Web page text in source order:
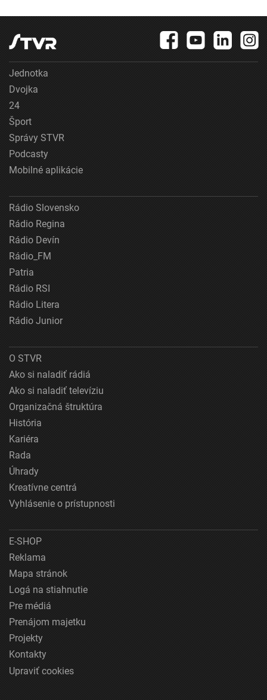
Jednotka
Dvojka
24
Šport
Správy STVR
Podcasty
Mobilné aplikácie
Rádio Slovensko
Rádio Regina
Rádio Devín
Rádio_FM
Patria
Rádio RSI
Rádio Litera
Rádio Junior
O STVR
Ako si naladiť rádiá
Ako si naladiť televíziu
Organizačná štruktúra
História
Kariéra
Rada
Úhrady
Kreatívne centrá
Vyhlásenie o prístupnosti
E-SHOP
Reklama
Mapa stránok
Logá na stiahnutie
Pre médiá
Prenájom majetku
Projekty
Kontakty
Upraviť cookies